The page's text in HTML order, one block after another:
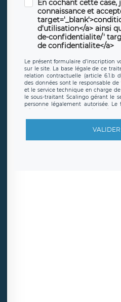
En cochant cette
connaissance et
d'utilisation</a> ainsi
de-confidentialite/'
de confidentialite</a>
Le présent formulaire d’inscription
sur le site. La base légale de ce
relation contractuelle (article 6.1.b
des données sont le responsable
et le service technique en charge
le sous-traitant Scalingo gérant le
personne légalement autorisée. Le
offrant desclauses de protection
en sollicite la suppression, étant
demander la suppression de
VALIDER